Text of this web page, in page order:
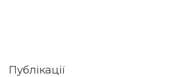
Публікації